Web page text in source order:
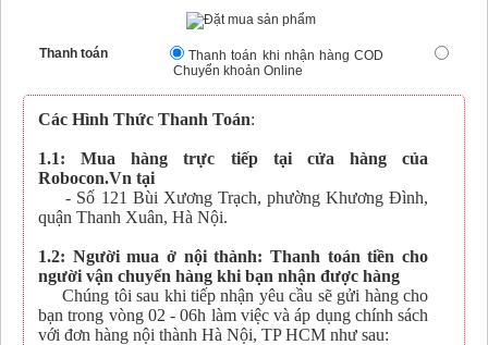
Thanh toán
Thanh toán khi nhận hàng COD
Chuyển khoản Online
Các Hình Thức Thanh Toán:
1.1: Mua hàng trực tiếp tại cửa hàng của
Robocon.Vn tại
- Số 121 Bùi Xương Trạch, phường Khương Đình,
quận Thanh Xuân, Hà Nội.
1.2: Người mua ở nội thành: Thanh toán tiền cho
người vận chuyển hàng khi bạn nhận được hàng
Chúng tôi sau khi tiếp nhận yêu cầu sẽ gửi hàng cho
bạn trong vòng 02 - 06h làm việc và áp dụng chính sách
với đơn hàng nội thành Hà Nội, TP HCM như sau: